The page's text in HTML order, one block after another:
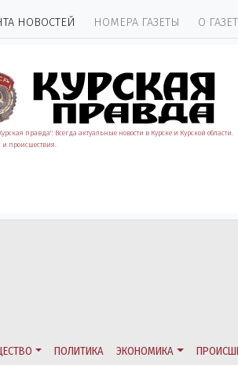
НОВОСТЕЙ НОМЕРА ГАЗЕТЫ О
правда". Всегда актуальные новости в Курске и Курской области.
и происшествия.
ПОЛИТИКА ЭКОНОМИКА